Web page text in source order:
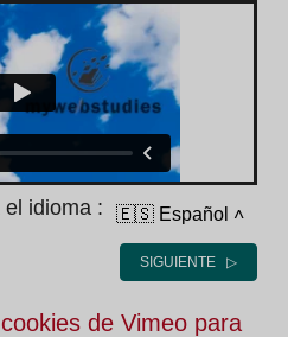
idioma : 🇪🇸 Español ˄
SIGUIENTE ▷
de Vimeo para